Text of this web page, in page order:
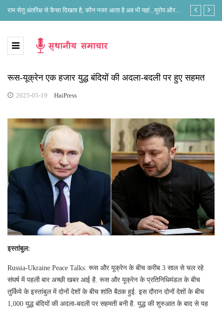
राम सेतु अंतरिक्ष से कैसा दिखता है; कौन नजर आता है अब भी यहां...यूरोप और
भारत के नजरिए में क्या है अंतर?
लोकसभा
रूस-यूक्रेन एक हजार युद्ध बंदियों की अदला-बदली पर हुए सहमत
2025-05-19 HaiPress
इस्‍तांबुल:
Russia-Ukraine Peace Talks: रूस और यूक्रेन के बीच करीब 3 साल से चल रहे
संघर्ष में पहली बार अच्‍छी खबर आई है. रूस और यूक्रेन के प्रतिनिधिमंडल के बीच
तुर्किये के इस्‍तांबुल में दोनों देशों के बीच शांति बैठक हुई. इस दौरान दोनों देशों के बीच
1,000 युद्ध बंदियों की अदला-बदली पर सहमती बनी है. युद्ध की शुरुआत के बाद से यह